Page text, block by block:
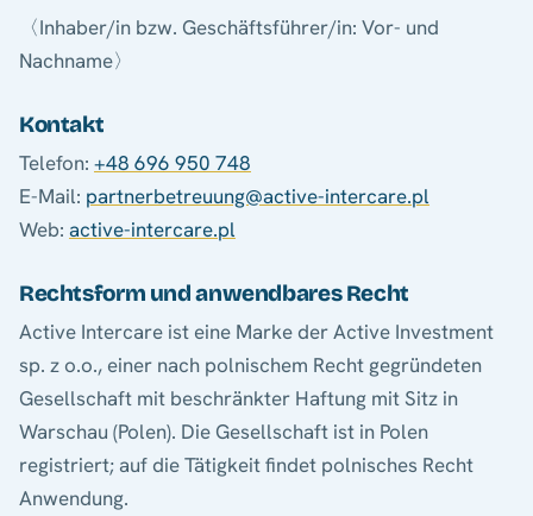
〈Inhaber/in bzw. Geschäftsführer/in: Vor- und
Nachname〉
Kontakt
Telefon: +48 696 950 748
E-Mail: partnerbetreuung@active-intercare.pl
Web: active-intercare.pl
Rechtsform und anwendbares Recht
Active Intercare ist eine Marke der Active Investment
sp. z o.o., einer nach polnischem Recht gegründeten
Gesellschaft mit beschränkter Haftung mit Sitz in
Warschau (Polen). Die Gesellschaft ist in Polen
registriert; auf die Tätigkeit findet polnisches Recht
Anwendung.